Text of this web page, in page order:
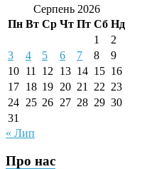
Серпень 2026
Пн Вт Ср Чт Пт Сб Нд
1
2
3
4 5 6 7 8
9
10 11 12 13 14 15 16
17 18 19 20 21 22 23
24 25 26 27 28 29 30
31
« Лип
Про нас